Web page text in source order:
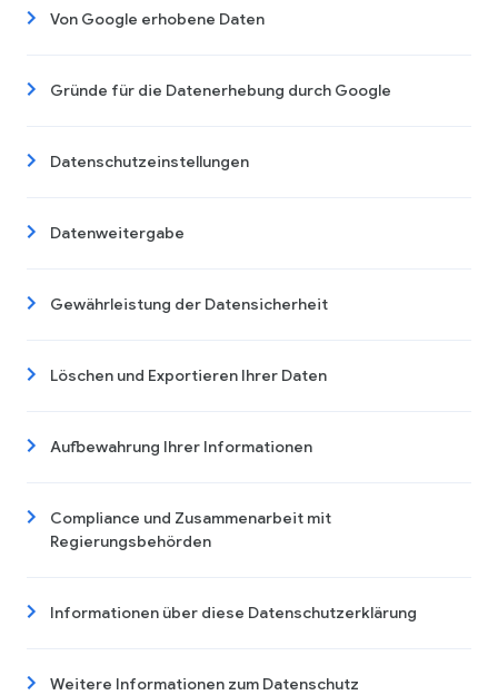
Von Google erhobene Daten
Gründe für die Datenerhebung durch Google
Datenschutzeinstellungen
Datenweitergabe
Gewährleistung der Datensicherheit
Löschen und Exportieren Ihrer Daten
Aufbewahrung Ihrer Informationen
Compliance und Zusammenarbeit mit
Regierungsbehörden
Informationen über diese Datenschutzerklärung
Weitere Informationen zum Datenschutz